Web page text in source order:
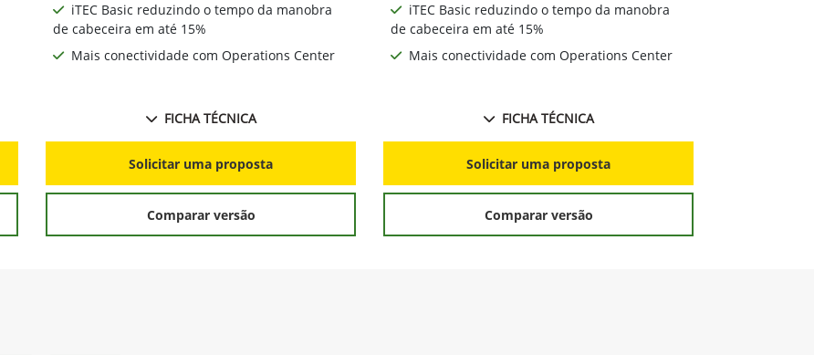
iTEC Basic reduzindo o tempo da manobra
de cabeceira em até 15%
Mais conectividade com Operations Center
FICHA TÉCNICA
Solicitar uma proposta
Comparar versão
iTEC Basic reduzindo o tempo da manobra
de cabeceira em até 15%
Mais conectividade com Operations Center
FICHA TÉCNICA
Solicitar uma proposta
Comparar versão